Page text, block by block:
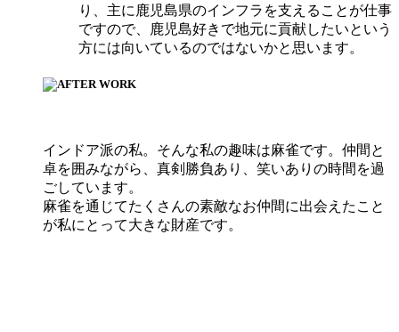
り、主に鹿児島県のインフラを支えることが仕事
ですので、鹿児島好きで地元に貢献したいという
方には向いているのではないかと思います。
インドア派の私。そんな私の趣味は麻雀です。仲間と
卓を囲みながら、真剣勝負あり、笑いありの時間を過
ごしています。
麻雀を通じてたくさんの素敵なお仲間に出会えたこと
が私にとって大きな財産です。